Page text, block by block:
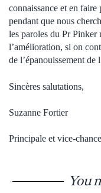
connaissance et en
pendant que nous
les paroles du Pr Pinker
l’amélioration, si on
de l’épanouissement de
Sincères salutations,
Suzanne Fortier
Principale et vice-
You